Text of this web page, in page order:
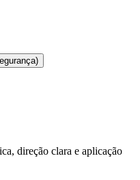
direção clara e aplicação